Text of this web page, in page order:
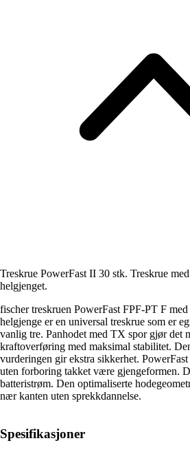
Treskrue PowerFast II 30 stk. Treskrue
helgjenget.
fischer treskruen PowerFast FPF-PT F
helgjenge er en universal treskrue som er
vanlig tre. Panhodet med TX spor gjør det
kraftoverføring med maksimal stabilitet.
vurderingen gir ekstra sikkerhet.
uten forboring takket være gjengeformen.
batteristrøm. Den optimaliserte
nær kanten uten sprekkdannelse.
Spesifikasjoner